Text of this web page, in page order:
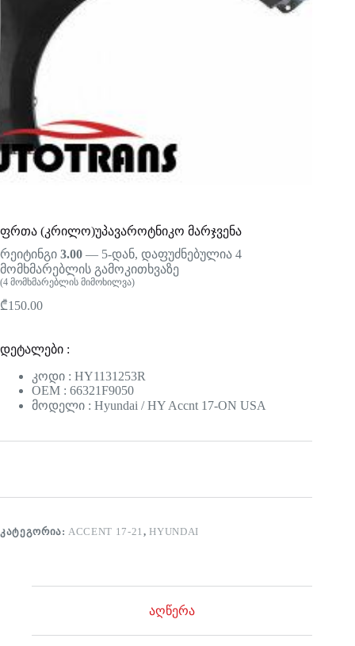
ფრთა (კრილო)უპავაროტნიკო მარჯვენა
რეიტინგი 3.00 — 5-დან, დაფუძნებულია 4
მომხმარებლის გამოკითხვაზე
(4 მომხმარებლის მიმოხილვა)
₾150.00
დეტალები :
კოდი : HY1131253R
OEM : 66321F9050
მოდელი : Hyundai / HY Accnt 17-ON USA
ᲙᲐᲢᲔᲒᲝᲠᲘᲐ:ACCENT 17-21,HYUNDAI
აღწერა